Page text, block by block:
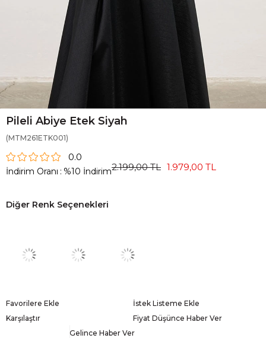
Pileli Abiye Etek Siyah
(MTM261ETK001)
0.0
İndirim Oranı : %10 İndirim2.199,00 TL 1.979,00 TL
Diğer Renk Seçenekleri
Favorilere Ekle
İstek Listeme Ekle
Karşılaştır
Fiyat Düşünce Haber Ver
Gelince Haber Ver